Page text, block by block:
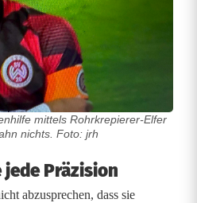
mittels Rohrkrepierer-Elfer
nichts. Foto: jrh
Präzision
abzusprechen, dass sie